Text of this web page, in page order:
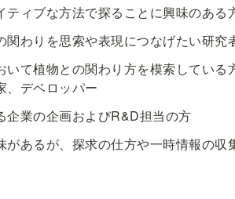
ィブな方法で探ることに興味のある
わりを思索や表現につなげたい研究
て植物との関わり方を模索している
、デベロッパー
企業の企画およびR&D担当の方
あるが、探求の仕方や一時情報の収